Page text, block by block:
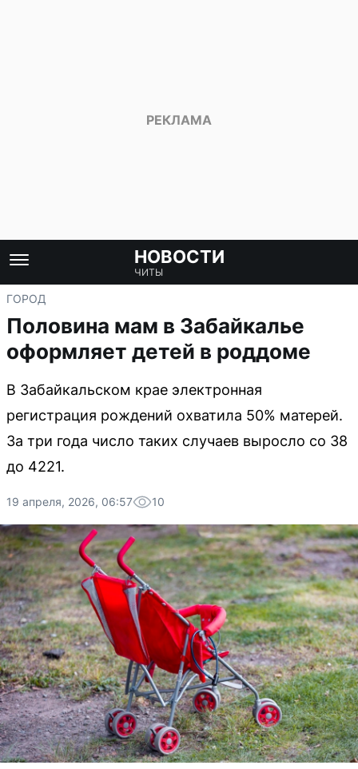
НОВОСТИ
ЧИТЫ
ГОРОД
Половина мам в Забайкалье
оформляет детей в роддоме
В Забайкальском крае электронная
регистрация рождений охватила 50% матерей.
За три года число таких случаев выросло со 38
до 4221.
19 апреля, 2026, 06:57 10